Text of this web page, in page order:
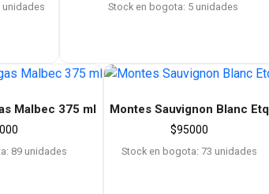
unidades Stock en bogota: 5 unidades
Malbec 375 ml
89 unidades
Montes Sauvignon Blanc Etq
$95000
Stock en bogota: 73 unidades